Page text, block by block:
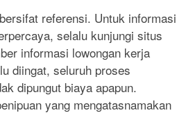
referensi. Untuk informasi
selalu kunjungi situs
informasi lowongan kerja
diingat, seluruh proses
dipungut biaya apapun.
yang mengatasnamakan